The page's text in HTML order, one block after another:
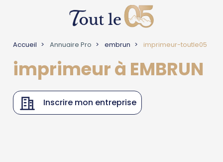
Accueil Annuaire Pro embrun imprimeur-toutle05
imprimeur à EMBRUN
Inscrire mon entreprise